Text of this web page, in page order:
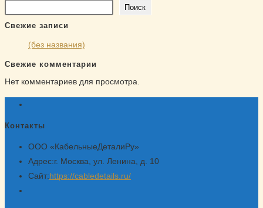
Поиск
Свежие записи
(без названия)
Свежие комментарии
Нет комментариев для просмотра.
Контакты
ООО «КабельныеДеталиРу»
Адрес:г. Москва, ул. Ленина, д. 10
Сайт:https://cabledetails.ru/